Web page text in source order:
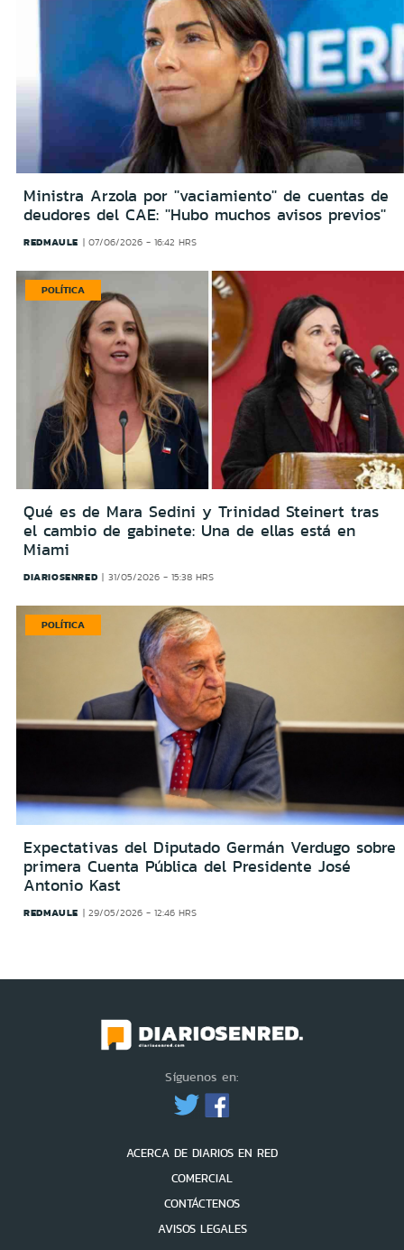
Ministra Arzola por ''vaciamiento'' de cuentas de
deudores del CAE: ''Hubo muchos avisos previos''
REDMAULE 07/06/2026 - 16:42 HRS
POLÍTICA
Qué es de Mara Sedini y Trinidad Steinert tras
el cambio de gabinete: Una de ellas está en
Miami
DIARIOSENRED 31/05/2026 - 15:38 HRS
POLÍTICA
Expectativas del Diputado Germán Verdugo sobre
primera Cuenta Pública del Presidente José
Antonio Kast
REDMAULE 29/05/2026 - 12:46 HRS
Síguenos en:
ACERCA DE DIARIOS EN RED
COMERCIAL
CONTÁCTENOS
AVISOS LEGALES